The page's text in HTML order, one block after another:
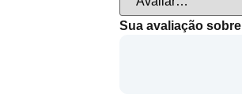
Sua avaliação